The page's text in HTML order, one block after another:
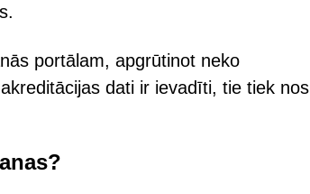
portālam, apgrūtinot neko
dati ir ievadīti, tie tiek